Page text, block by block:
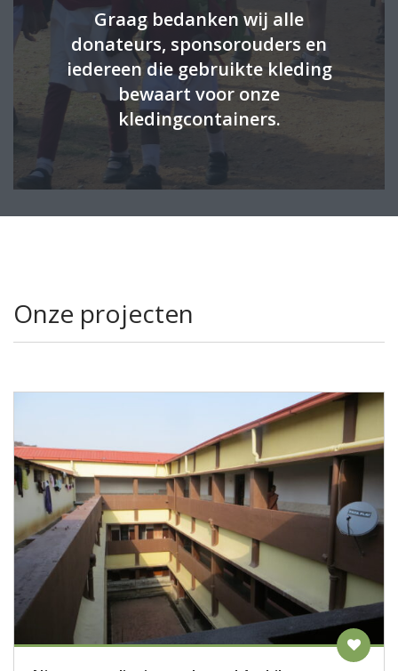
Graag bedanken wij alle
donateurs, sponsorouders en
iedereen die gebruikte kleding
bewaart voor onze
kledingcontainers.
Onze projecten